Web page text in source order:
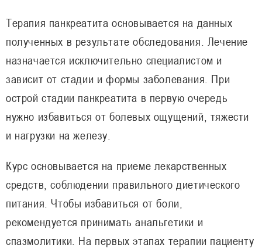
Терапия панкреатита основывается на данных
полученных в результате обследования. Лечение
назначается исключительно специалистом и
зависит от стадии и формы заболевания. При
острой стадии панкреатита в первую очередь
нужно избавиться от болевых ощущений, тяжести
и нагрузки на железу.
Курс основывается на приеме лекарственных
средств, соблюдении правильного диетического
питания. Чтобы избавиться от боли,
рекомендуется принимать анальгетики и
спазмолитики. На первых этапах терапии пациенту